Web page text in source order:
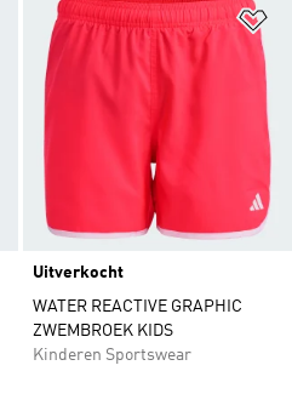
Op verlanglijst zetten
Uitverkocht
WATER REACTIVE GRAPHIC
ZWEMBROEK KIDS
Kinderen Sportswear